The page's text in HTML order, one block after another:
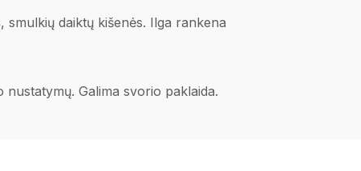
daiktų kišenės. Ilga rankena
Galima svorio paklaida.